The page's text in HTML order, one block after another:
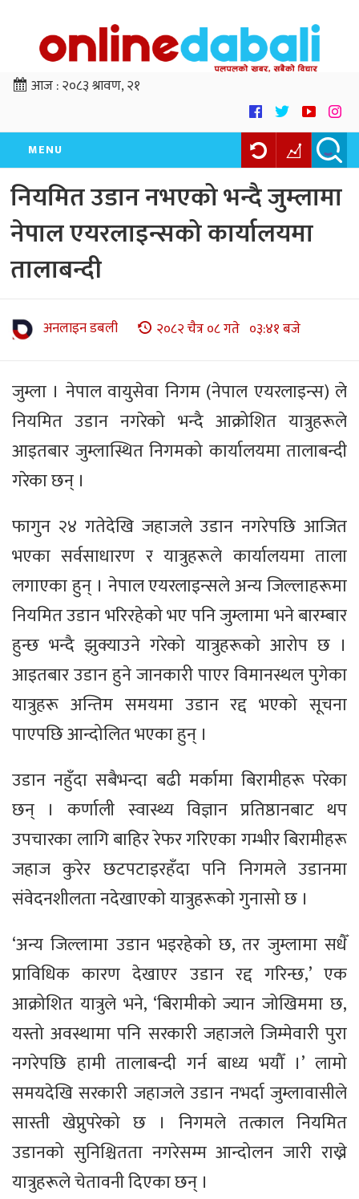
आज :२०८३ श्रावण, २१
MENU
नियमित उडान नभएको भन्दै जुम्लामा
नेपाल एयरलाइन्सको कार्यालयमा
तालाबन्दी
अनलाइन डबली २०८२ चैत्र ०८ गते ०३:४१ बजे
जुम्ला । नेपाल वायुसेवा निगम (नेपाल एयरलाइन्स) ले
नियमित उडान नगरेको भन्दै आक्रोशित यात्रुहरूले
आइतबार जुम्लास्थित निगमको कार्यालयमा तालाबन्दी
गरेका छन् ।
फागुन २४ गतेदेखि जहाजले उडान नगरेपछि आजित
भएका सर्वसाधारण र यात्रुहरूले कार्यालयमा ताला
लगाएका हुन् । नेपाल एयरलाइन्सले अन्य जिल्लाहरूमा
नियमित उडान भरिरहेको भए पनि जुम्लामा भने बारम्बार
हुन्छ भन्दै झुक्याउने गरेको यात्रुहरूको आरोप छ ।
आइतबार उडान हुने जानकारी पाएर विमानस्थल पुगेका
यात्रुहरू अन्तिम समयमा उडान रद्द भएको सूचना
पाएपछि आन्दोलित भएका हुन् ।
उडान नहुँदा सबैभन्दा बढी मर्कामा बिरामीहरू परेका
छन् । कर्णाली स्वास्थ्य विज्ञान प्रतिष्ठानबाट थप
उपचारका लागि बाहिर रेफर गरिएका गम्भीर बिरामीहरू
जहाज कुरेर छटपटाइरहँदा पनि निगमले उडानमा
संवेदनशीलता नदेखाएको यात्रुहरूको गुनासो छ ।
‘अन्य जिल्लामा उडान भइरहेको छ, तर जुम्लामा सधैँ
प्राविधिक कारण देखाएर उडान रद्द गरिन्छ,’ एक
आक्रोशित यात्रुले भने, ‘बिरामीको ज्यान जोखिममा छ,
यस्तो अवस्थामा पनि सरकारी जहाजले जिम्मेवारी पुरा
नगरेपछि हामी तालाबन्दी गर्न बाध्य भयौँ ।’ लामो
समयदेखि सरकारी जहाजले उडान नभर्दा जुम्लावासीले
सास्ती खेप्नुपरेको छ । निगमले तत्काल नियमित
उडानको सुनिश्चितता नगरेसम्म आन्दोलन जारी राख्ने
यात्रुहरूले चेतावनी दिएका छन् ।